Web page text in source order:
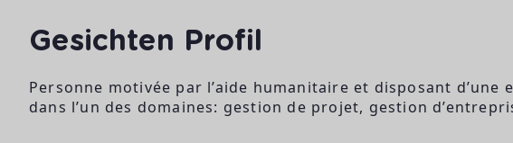
Gesichten Profil
Personne motivée par l’aide humanitaire et disposant
dans l’un des domaines: gestion de projet, gestion